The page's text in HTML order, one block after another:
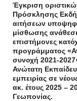
Έγκριση
Πρόσκλησης
αιτήσεων
μίσθωσης
επιστήμονες
προγράμματος
συνοχή 2021-
Ανώτατη
εμπειρίας σε
ακ. έτους 2025 –
Γεωπονίας.